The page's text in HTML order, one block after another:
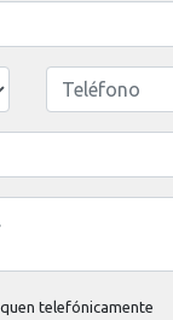
telefónicamente